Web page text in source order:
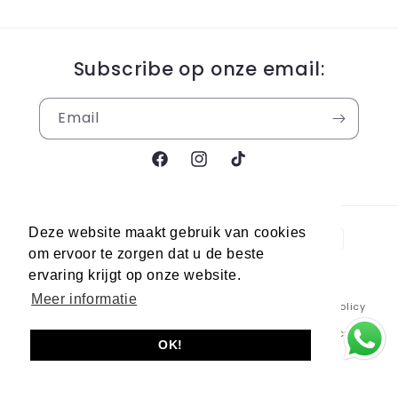
Deze website maakt gebruik van cookies
om ervoor te zorgen dat u de beste
ervaring krijgt op onze website.
Meer informatie
OK!
Subscribe op onze email:
Email
FacebookInstagram
TikTok
Payment
methods
© 2026,Berra Sneakers
Refund policy
Privacy policy
Terms of service
Shipping policy
Contact information
Legal notice